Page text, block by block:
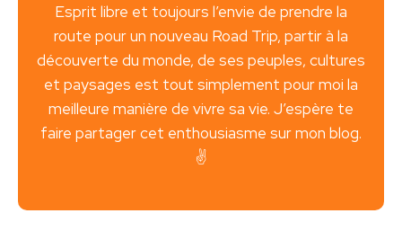
Esprit libre et toujours l’envie de prendre la
route pour un nouveau Road Trip, partir à la
découverte du monde, de ses peuples, cultures
et paysages est tout simplement pour moi la
meilleure manière de vivre sa vie. J’espère te
faire partager cet enthousiasme sur mon blog.
✌️